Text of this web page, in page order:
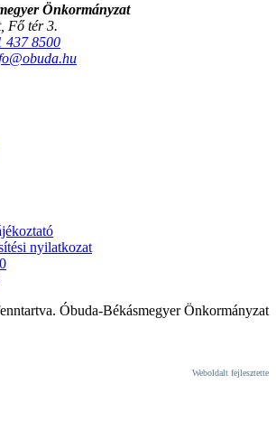
Önkormányzat
Fő tér 3.
437 8500
nyilatkozat
Óbuda-Békásmegyer Önkormányzat
Weboldalt fejlesztette